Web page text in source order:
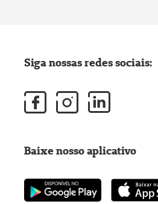
Siga nossas redes sociais:
Baixe nosso aplicativo